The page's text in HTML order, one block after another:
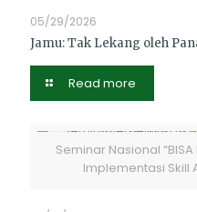
05/29/2026
Jamu: Tak Lekang oleh
Read more
Seminar Nasional
Implementasi Skill